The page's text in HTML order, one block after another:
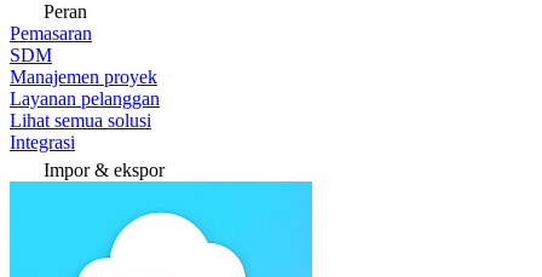
Peran
Pemasaran
SDM
Manajemen proyek
Layanan pelanggan
Lihat semua solusi
Integrasi
Impor & ekspor